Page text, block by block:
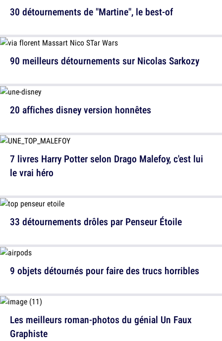
30 détournements de "Martine", le best-of
20 affiches disney version honnêtes
33 détournements drôles par Penseur Étoile
Les meilleurs roman-photos du génial Un Faux
Graphiste
90 meilleurs détournements sur Nicolas Sarkozy
7 livres Harry Potter selon Drago Malefoy, c'est lui
le vrai héro
9 objets détournés pour faire des trucs horribles